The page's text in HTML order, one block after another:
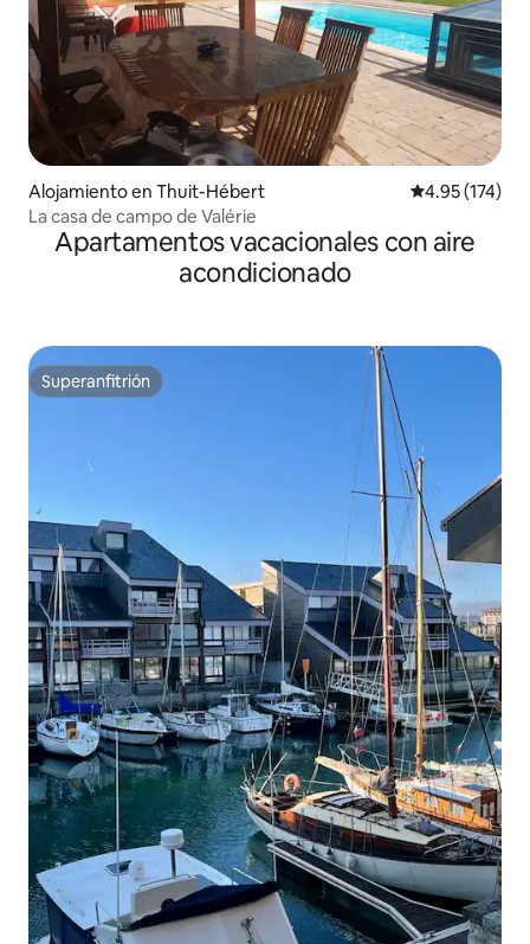
Alojamiento en Thuit-Hébert Calificación
4.95 (174)
La casa de campo de Valérie
Apartamentos vacacionales con aire
acondicionado
Superanfitrión
Superanfitrión